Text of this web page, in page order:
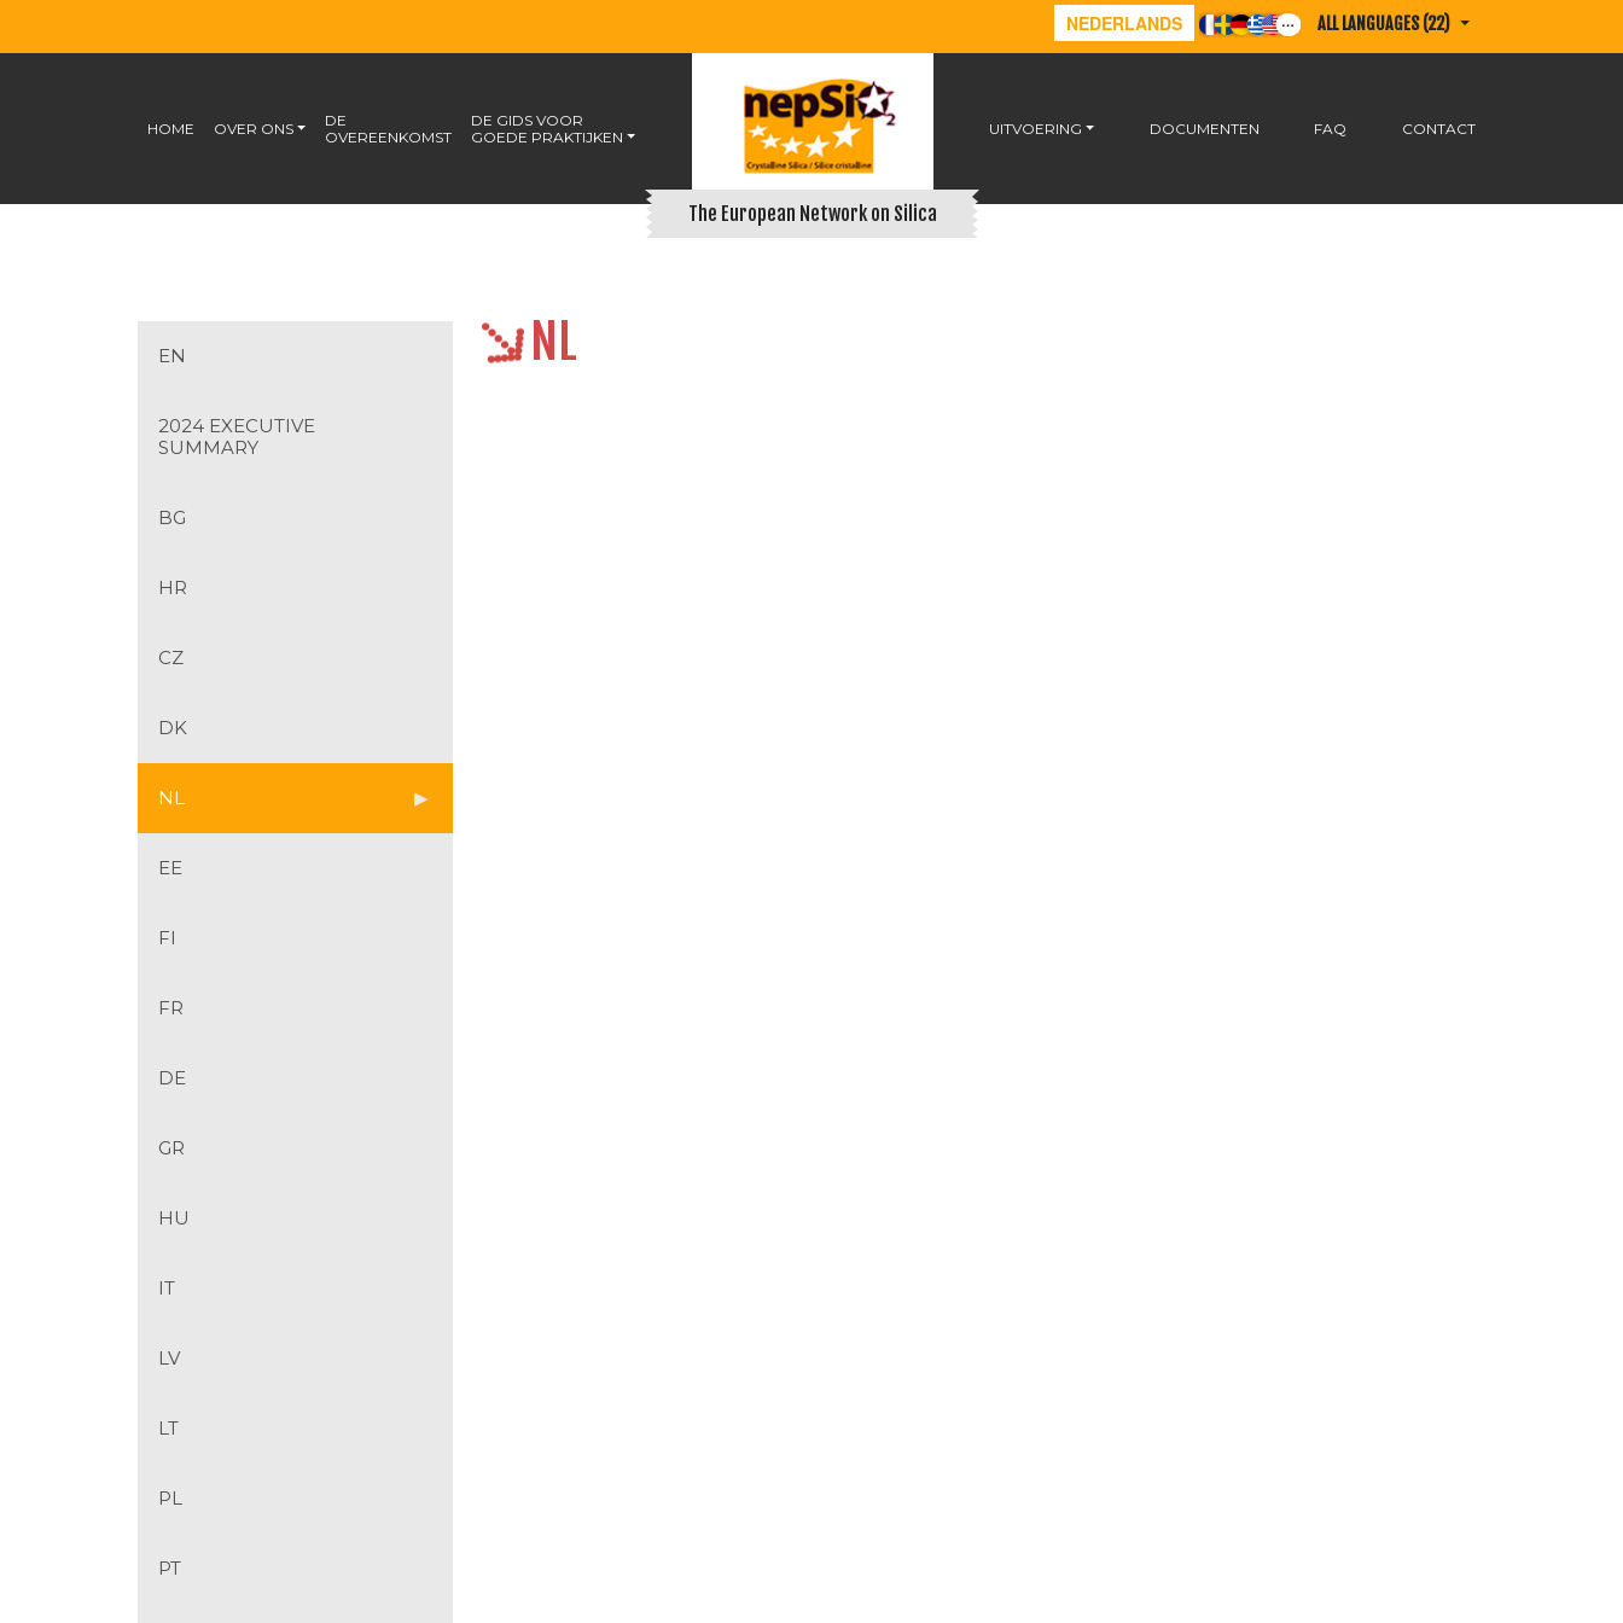
NEDERLANDS ALL LANGUAGES (22)
HOME OVER ONS
DE
OVEREENKOMST
DE GIDS VOOR
GOEDE PRAKTIJKEN
The European Network on Silica
UITVOERING DOCUMENTEN FAQ CONTACT
EN
2024 EXECUTIVE
SUMMARY
BG
HR
CZ
DK
NL
EE
FI
FR
DE
GR
HU
IT
LV
LT
PL
PT
NL